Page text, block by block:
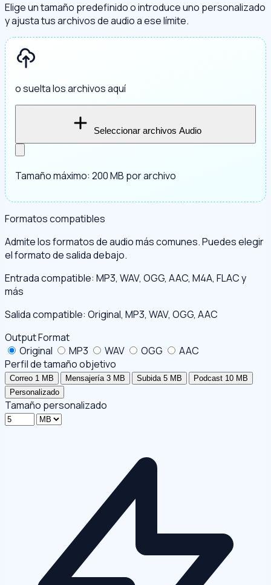
Elige un tamaño predefinido o introduce uno personalizado
y ajusta tus archivos de audio a ese límite.
o suelta los archivos aquí
Seleccionar archivos Audio
Tamaño máximo: 200 MB por archivo
Formatos compatibles
Admite los formatos de audio más comunes. Puedes elegir
el formato de salida debajo.
Entrada compatible: MP3, WAV, OGG, AAC, M4A, FLAC y
más
Salida compatible: Original, MP3, WAV, OGG, AAC
Output Format
Original
MP3 WAV OGG
AAC
Perfil de tamaño objetivo
Correo 1 MB Mensajería 3 MB Subida 5 MB
Podcast 10 MB
Personalizado
Tamaño personalizado